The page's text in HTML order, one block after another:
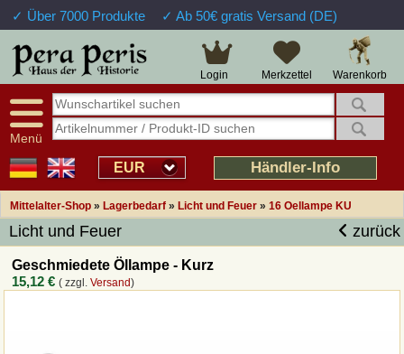
✓ Über 7000 Produkte ✓ Ab 50€ gratis Versand (DE)
Warenkorb
Merkzettel
Login
Menü
EUR Händler-Info
Mittelalter-Shop » Lagerbedarf » Licht und Feuer » 16 Oellampe KU
Licht und Feuer zurück
Geschmiedete Öllampe - Kurz
15,12 € ( zzgl.Versand)
Große Auswahl
Verfügbarkeitsanzeige
Sendungsverfolgung
Intelligente Navigation
Freundlicher Service
14 Tage Widerrufsrecht
Über 25 Jahre Erfahrung
Schnelle Rücküberweisung
Kulant bei Retouren
Prof. Auftragsabwicklung
Übersicht Mittelalter-Produkte
Impressum
Widerrufsfunktion